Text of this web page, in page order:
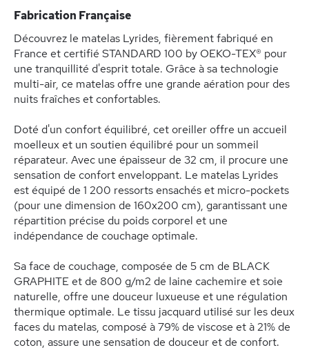
the
images
gallery
Fabrication Française
Découvrez le matelas Lyrides, fièrement fabriqué en
France et certifié STANDARD 100 by OEKO-TEX® pour
une tranquillité d'esprit totale. Grâce à sa technologie
multi-air, ce matelas offre une grande aération pour des
nuits fraîches et confortables.
Doté d'un confort équilibré, cet oreiller offre un accueil
moelleux et un soutien équilibré pour un sommeil
réparateur. Avec une épaisseur de 32 cm, il procure une
sensation de confort enveloppant. Le matelas Lyrides
est équipé de 1 200 ressorts ensachés et micro-pockets
(pour une dimension de 160x200 cm), garantissant une
répartition précise du poids corporel et une
indépendance de couchage optimale.
Sa face de couchage, composée de 5 cm de BLACK
GRAPHITE et de 800 g/m2 de laine cachemire et soie
naturelle, offre une douceur luxueuse et une régulation
thermique optimale. Le tissu jacquard utilisé sur les deux
faces du matelas, composé à 79% de viscose et à 21% de
coton, assure une sensation de douceur et de confort.